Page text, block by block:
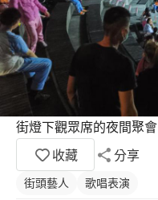
街燈下觀眾席的夜間聚會
收藏
分享
街頭藝人
歌唱表演